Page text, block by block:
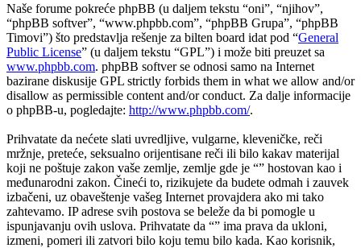
Naše forume pokreće phpBB (u daljem tekstu “oni”, “njihov”,
“phpBB softver”, “www.phpbb.com”, “phpBB Grupa”, “phpBB
Timovi”) što predstavlja rešenje za bilten board idat pod “General
Public License” (u daljem tekstu “GPL”) i može biti preuzet sa
www.phpbb.com. phpBB softver se odnosi samo na Internet
bazirane diskusije GPL strictly forbids them in what we allow and/or
disallow as permissible content and/or conduct. Za dalje informacije
o phpBB-u, pogledajte: http://www.phpbb.com/.
Prihvatate da nećete slati uvredljive, vulgarne, kleveničke, reči
mržnje, preteće, seksualno orijentisane reči ili bilo kakav materijal
koji ne poštuje zakon vaše zemlje, zemlje gde je “” hostovan kao i
međunarodni zakon. Čineći to, rizikujete da budete odmah i zauvek
izbačeni, uz obaveštenje vašeg Internet provajdera ako mi tako
zahtevamo. IP adrese svih postova se beleže da bi pomogle u
ispunjavanju ovih uslova. Prihvatate da “” ima prava da ukloni,
izmeni, pomeri ili zatvori bilo koju temu bilo kada. Kao korisnik,